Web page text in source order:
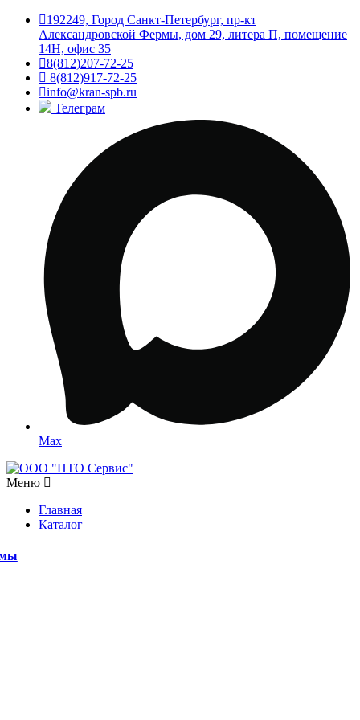
192249, Город Санкт-Петербург, пр-кт
Александровской Фермы, дом 29, литера П, помещение
14Н, офис 35
8(812)207-72-25
8(812)917-72-25
info@kran-spb.ru
Телеграм
Max
Меню
Главная
Каталог